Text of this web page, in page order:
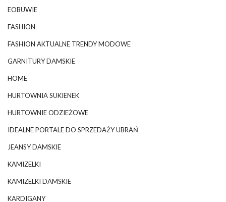
EOBUWIE
FASHION
FASHION AKTUALNE TRENDY MODOWE
GARNITURY DAMSKIE
HOME
HURTOWNIA SUKIENEK
HURTOWNIE ODZIEŻOWE
IDEALNE PORTALE DO SPRZEDAŻY UBRAŃ
JEANSY DAMSKIE
KAMIZELKI
KAMIZELKI DAMSKIE
KARDIGANY